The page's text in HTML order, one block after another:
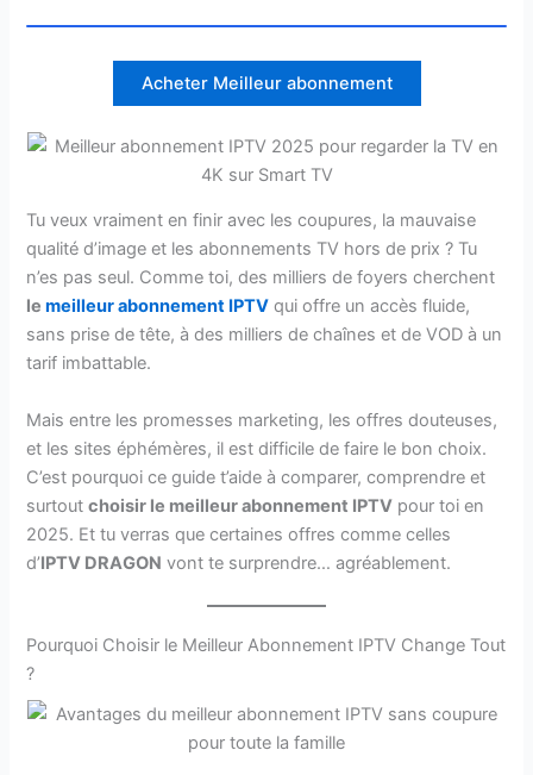
Acheter Meilleur abonnement
Tu veux vraiment en finir avec les coupures, la mauvaise
qualité d’image et les abonnements TV hors de prix ? Tu
n’es pas seul. Comme toi, des milliers de foyers cherchent
lemeilleur abonnement IPTV qui offre un accès fluide,
sans prise de tête, à des milliers de chaînes et de VOD à un
tarif imbattable.
Mais entre les promesses marketing, les offres douteuses,
et les sites éphémères, il est difficile de faire le bon choix.
C’est pourquoi ce guide t’aide à comparer, comprendre et
surtoutchoisir le meilleur abonnement IPTV pour toi en
2025. Et tu verras que certaines offres comme celles
d’IPTV DRAGON vont te surprendre… agréablement.
Pourquoi Choisir le Meilleur Abonnement IPTV Change Tout
?